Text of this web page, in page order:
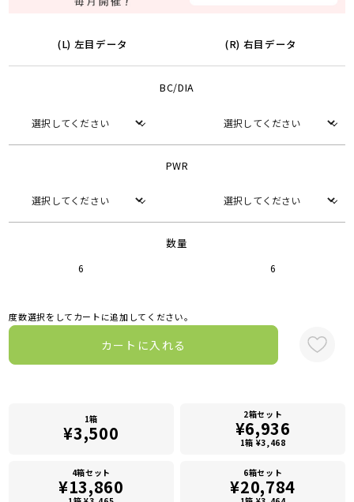
(L) 左目データ (R) 右目データ
BC/DIA
PWR
数量
6 6
度数選択をしてカートに追加してください。
カートに入れる
1箱
¥3,500
2箱セット
¥6,936
1箱 ¥3,468
4箱セット
¥13,860
6箱セット
¥20,784